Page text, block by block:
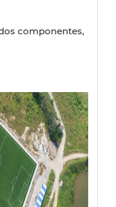
componentes,